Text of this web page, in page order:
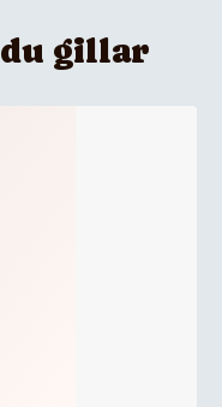
gillar